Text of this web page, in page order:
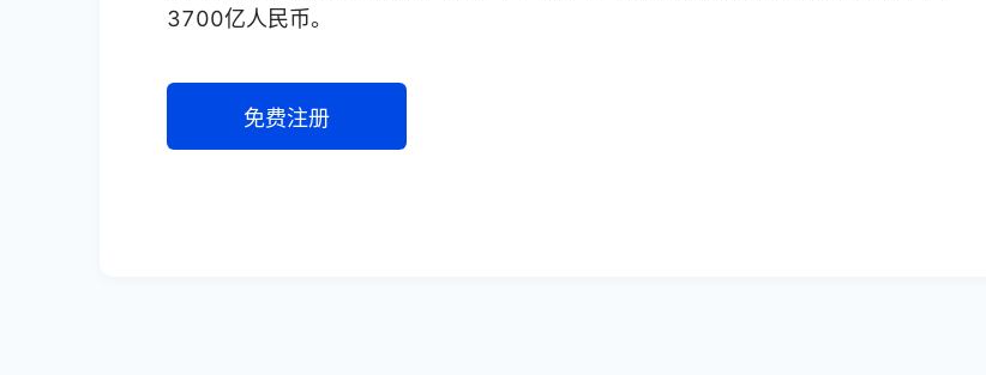
3700亿人民币。
免费注册